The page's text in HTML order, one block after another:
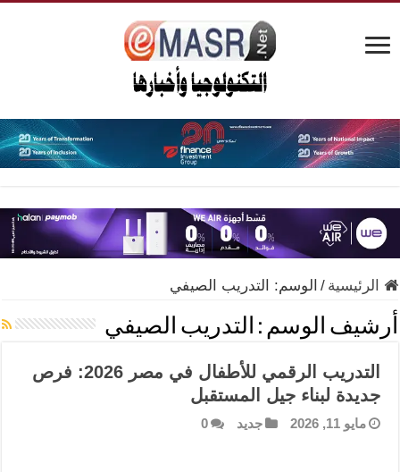
الرئيسية / الوسم: التدريب الصيفي
أرشيف الوسم : التدريب الصيفي
التدريب الرقمي للأطفال في مصر 2026: فرص
جديدة لبناء جيل المستقبل
مايو 11, 2026 جديد 0